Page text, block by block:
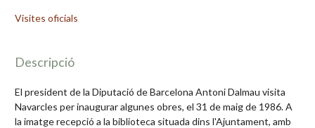
Visites oficials
Descripció
El president de la Diputació de Barcelona Antoni Dalmau visita
Navarcles per inaugurar algunes obres, el 31 de maig de 1986. A
la imatge recepció a la biblioteca situada dins l'Ajuntament, amb